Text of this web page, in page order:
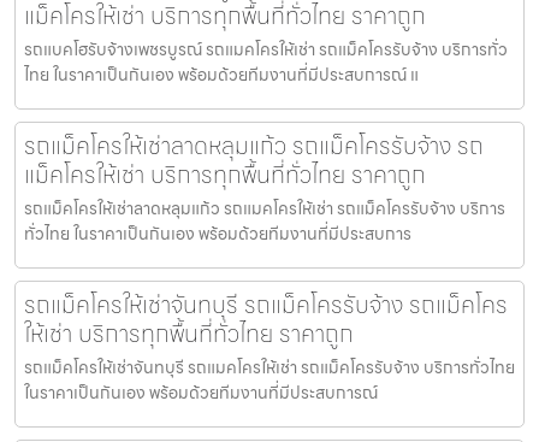
แม็คโครให้เช่า บริการทุกพื้นที่ทั่วไทย ราคาถูก
รถแบคโฮรับจ้างเพชรบูรณ์ รถแมคโครให้เช่า รถแม็คโครรับจ้าง บริการทั่ว
ไทย ในราคาเป็นกันเอง พร้อมด้วยทีมงานที่มีประสบการณ์ แ
รถแม็คโครให้เช่าลาดหลุมแก้ว รถแม็คโครรับจ้าง รถ
แม็คโครให้เช่า บริการทุกพื้นที่ทั่วไทย ราคาถูก
รถแม็คโครให้เช่าลาดหลุมแก้ว รถแมคโครให้เช่า รถแม็คโครรับจ้าง บริการ
ทั่วไทย ในราคาเป็นกันเอง พร้อมด้วยทีมงานที่มีประสบการ
รถแม็คโครให้เช่าจันทบุรี รถแม็คโครรับจ้าง รถแม็คโคร
ให้เช่า บริการทุกพื้นที่ทั่วไทย ราคาถูก
รถแม็คโครให้เช่าจันทบุรี รถแมคโครให้เช่า รถแม็คโครรับจ้าง บริการทั่วไทย
ในราคาเป็นกันเอง พร้อมด้วยทีมงานที่มีประสบการณ์